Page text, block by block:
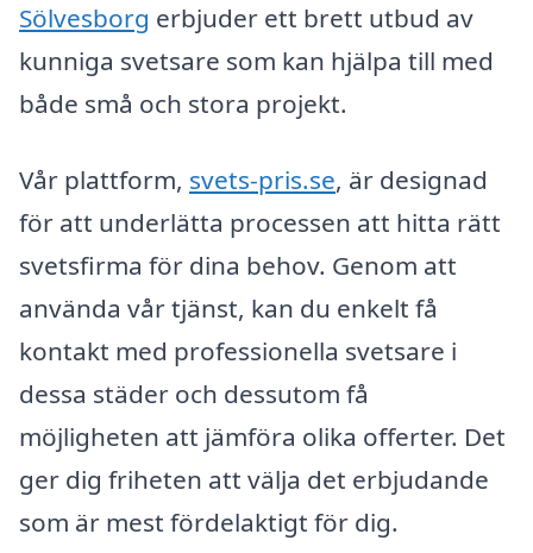
Sölvesborg erbjuder ett brett utbud av
kunniga svetsare som kan hjälpa till med
både små och stora projekt.
Vår plattform, svets-pris.se, är designad
för att underlätta processen att hitta rätt
svetsfirma för dina behov. Genom att
använda vår tjänst, kan du enkelt få
kontakt med professionella svetsare i
dessa städer och dessutom få
möjligheten att jämföra olika offerter. Det
ger dig friheten att välja det erbjudande
som är mest fördelaktigt för dig.